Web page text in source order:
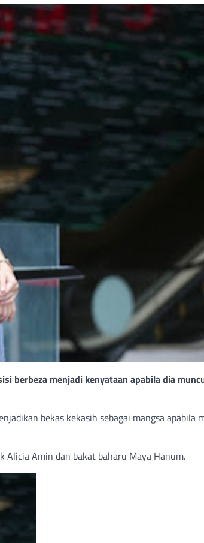
berbeza menjadi kenyataan apabila dia
bekas kekasih sebagai mangsa apabila
Amin dan bakat baharu Maya Hanum.